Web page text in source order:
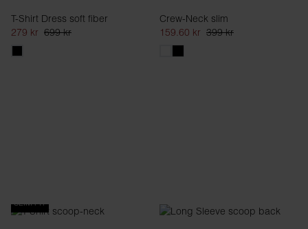
T-Shirt Dress soft fiber
279 kr 699 kr
Crew-Neck slim
159.60 kr 399 kr
SLIM FIT